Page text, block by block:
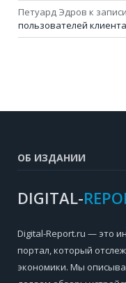
Петуард Эдров к записи
пользователей
ОБ ИЗДАНИИ
DIGITAL-
Digital-Report.ru — это
портал, который
экономики. Мы